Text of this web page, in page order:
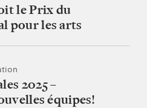
le Prix du
pour les arts
2025 –
équipes!